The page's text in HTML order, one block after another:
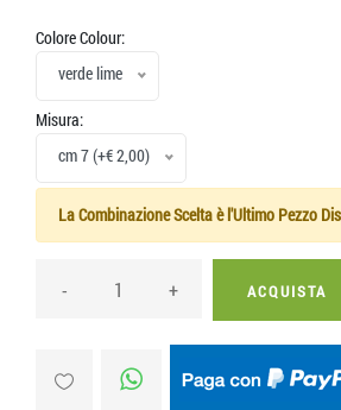
Colore Colour:
verde lime
Misura:
cm 7 (+€ 2,00)
La Combinazione Scelta è l'Ultimo Pezzo
- + ACQUISTA